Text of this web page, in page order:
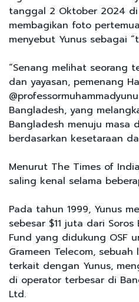
tanggal 2 Oktober 2024
membagikan foto
menyebut Yunus sebagai
“Senang melihat seorang
dan yayasan, pemenang
Bangladesh, yang
Bangladesh menuju masa
berdasarkan kesetaraan
Menurut The Times of
saling kenal selama
Pada tahun 1999, Yunus
sebesar $11 juta dari
Fund yang didukung OSF
Grameen Telecom,
terkait dengan Yunus,
di operator terbesar di
Ltd.